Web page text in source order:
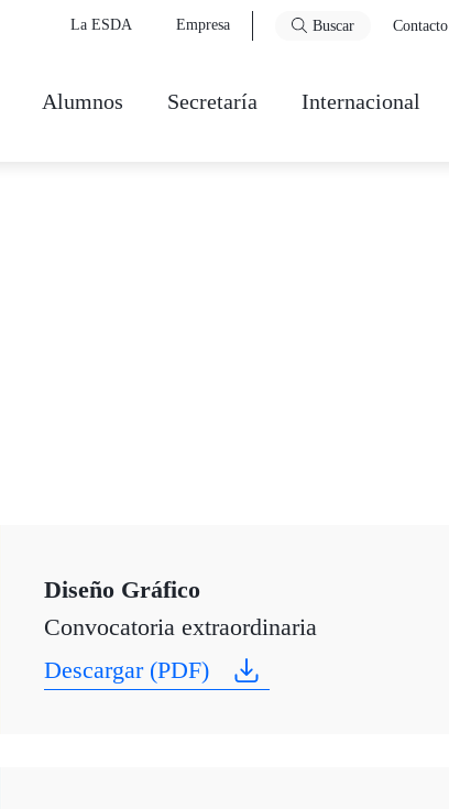
La ESDA Empresa Buscar Contacto
Alumnos Secretaría Internacional
Diseño Gráfico
Convocatoria extraordinaria
Descargar (PDF)